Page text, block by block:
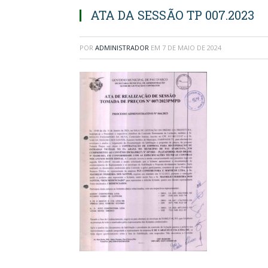
ATA DA SESSÃO TP 007.2023
POR ADMINISTRADOR EM 7 DE MAIO DE 2024